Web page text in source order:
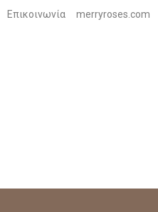
Επικοινωνία merryroses.com